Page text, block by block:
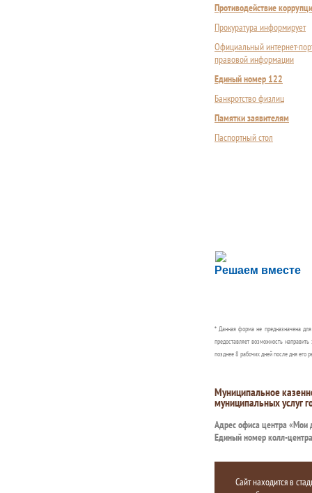
Противодействие
Прокуратура информирует
Официальный интернет-
правовой информации
Единый номер 122
Банкротство физлиц
Памятки заявителям
Паспортный стол
Решаем вместе
Сложности с
Сообщите об этом
* Данная форма не предназначена
предоставляет возможность
позднее 8 рабочих дней после дня его
Муниципальное
муниципальных услуг
Адрес офиса центра «Мои
Единый номер колл-
Сайт находится в